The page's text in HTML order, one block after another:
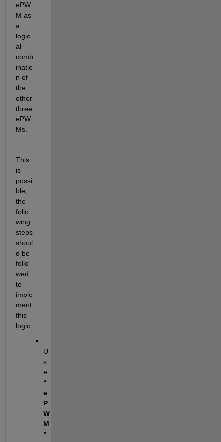
ePW
M as
a
logic
al
comb
inatio
n of
the
other
ePW
Ms.
This
is
possi
ble,
the
follo
wing
steps
shoul
d be
follo
wed
to
imple
ment
this
logic:
U
s
“
e
P
W
M
”